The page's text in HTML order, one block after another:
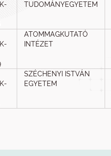
TUDOMÁNYEGYETEM
ATOMMAGKUTATÓ
INTÉZET
SZÉCHENYI ISTVÁN
EGYETEM